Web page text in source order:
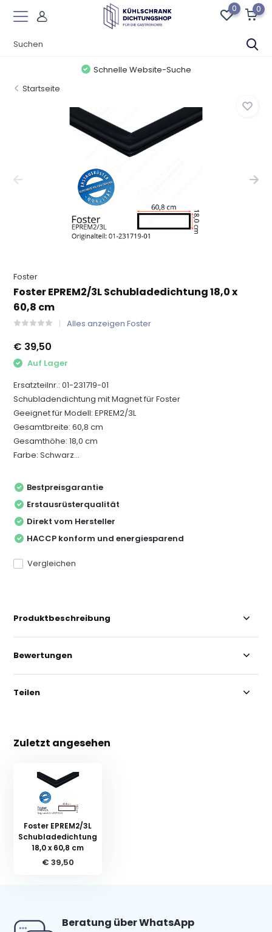
0 0
Schnelle Website-Suche
Startseite
Foster
Foster EPREM2/3L Schubladedichtung 18,0 x
60,8 cm
Alles anzeigen Foster
€ 39,50
Auf Lager
Ersatzteilnr.: 01-231719-01
Schubladendichtung mit Magnet für Foster
Geeignet für Modell: EPREM2/3L
Gesamtbreite: 60,8 cm
Gesamthöhe: 18,0 cm
Farbe: Schwarz...
Bestpreisgarantie
Erstausrüsterqualität
Direkt vom Hersteller
HACCP konform und energiesparend
Vergleichen
Produktbeschreibung
Bewertungen
Teilen
Zuletzt angesehen
Foster EPREM2/3L
Schubladedichtung
18,0 x 60,8 cm
€ 39,50
Beratung über WhatsApp